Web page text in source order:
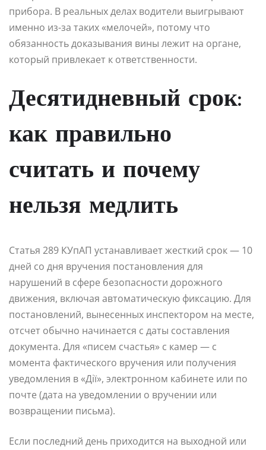
прибора. В реальных делах водители выигрывают
именно из-за таких «мелочей», потому что
обязанность доказывания вины лежит на органе,
который привлекает к ответственности.
Десятидневный срок:
как правильно
считать и почему
нельзя медлить
Статья 289 КУпАП устанавливает жесткий срок — 10
дней со дня вручения постановления для
нарушений в сфере безопасности дорожного
движения, включая автоматическую фиксацию. Для
постановлений, вынесенных инспектором на месте,
отсчет обычно начинается с даты составления
документа. Для «писем счастья» с камер — с
момента фактического вручения или получения
уведомления в «Дії», электронном кабинете или по
почте (дата на уведомлении о вручении или
возвращении письма).
Если последний день приходится на выходной или